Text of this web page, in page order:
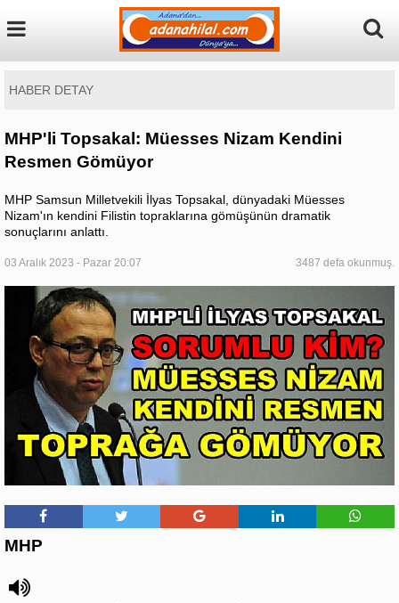
HABER DETAY
MHP'li Topsakal: Müesses Nizam Kendini
Resmen Gömüyor
MHP Samsun Milletvekili İlyas Topsakal, dünyadaki Müesses
Nizam'ın kendini Filistin topraklarına gömüşünün dramatik
sonuçlarını anlattı.
03 Aralık 2023 - Pazar 20:07 3487 defa okunmuş.
MHP